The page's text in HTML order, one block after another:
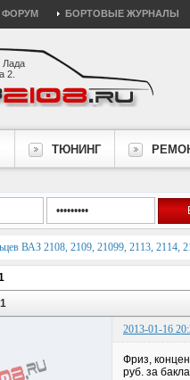
ФОРУМ БОРТОВЫЕ ЖУРНАЛЫ
Лада
2.
ТЮНИНГ
ВАЗ 2108, 2109, 21099, 2113, 2114,
2013-01-16
Фриз,
руб. за